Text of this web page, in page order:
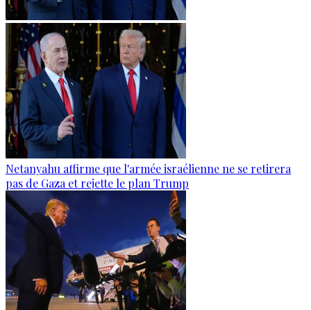
Netanyahu affirme que l'armée israélienne ne se retirera
pas de Gaza et rejette le plan Trump